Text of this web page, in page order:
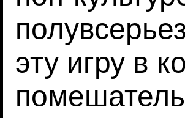
эту игру в